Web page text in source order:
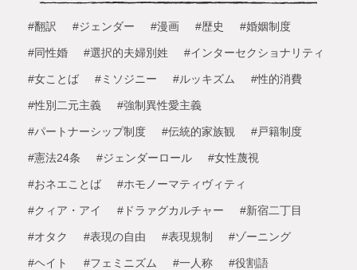
#翻訳 #ジェンダー #漫画 #歴史 #婚姻制度
#同性婚 #選択的夫婦別姓 #インターセクショナリティ
#女ことば #ミソジニー #ルッキズム #性的消費
#性別二元主義 #強制異性愛主義
#パートナーシップ制度 #伝統的家族観 #戸籍制度
#憲法24条 #ジェンダーロール #女性蔑視
#おネエことば #ホモノーマティヴィティ
#クィア・アイ #ドラァグカルチャー #新宿二丁目
#オタク #表現の自由 #表現規制 #ゾーニング
#ヘイト #フェミニズム #一人称 #役割語